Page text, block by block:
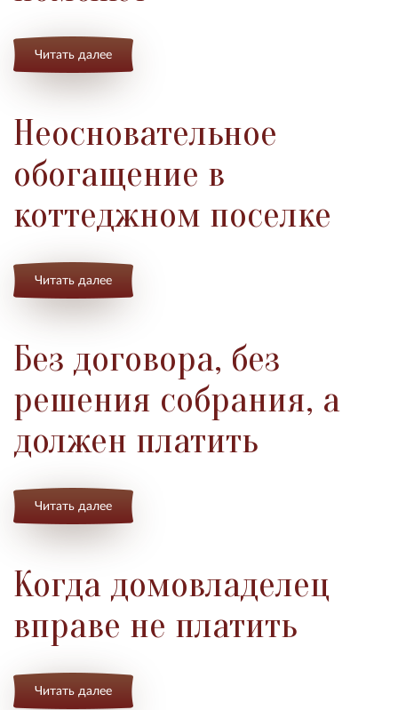
Читать далее
Неосновательное
обогащение в
коттеджном поселке
Читать далее
Без договора, без
решения собрания, а
должен платить
Читать далее
Когда домовладелец
вправе не платить
Читать далее